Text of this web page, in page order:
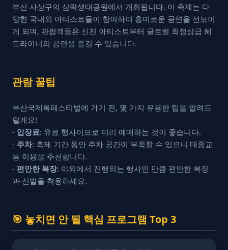
부산 사상구의 삼락생태공원에서 개최됩니다. 이 축제는 다
양한 국내외 아티스트들이 참여하여 흥미로운 공연을 선보이
게 되며, 관람객들은 신진 아티스트부터 글로벌 최정상급 헤
드라이너의 공연을 즐길 수 있습니다.
관람 꿀팁
부산국제록페스티벌에 가기 전, 몇 가지 유용한 팁을 알려드
릴게요!
- 입장료: 유료 행사이므로 미리 예매하는 것이 좋습니다.
- 주차: 축제 기간 동안 주차 공간이 부족할 수 있으니 대중교
통 이용을 추천합니다.
- 편안한 복장: 야외에서 진행되는 행사인 만큼 편안한 복장
과 신발을 착용하세요.
🎯 놓치면 안 될 핵심 프로그램 Top 3